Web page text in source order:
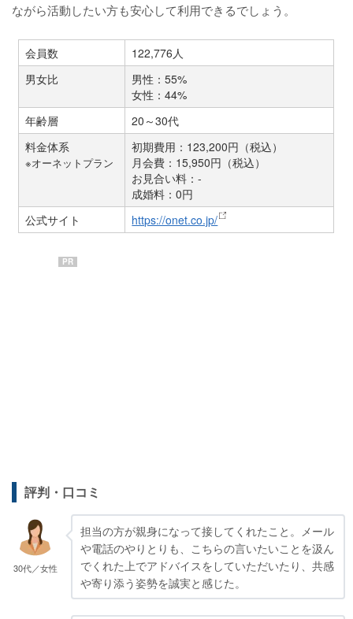
ながら活動したい方も安心して利用できるでしょう。
会員数
122,776人
男女比
男性：55%
女性：44%
年齢層
20～30代
料金体系
※オーネットプラン
初期費用：123,200円（税込）
月会費：15,950円（税込）
お見合い料：-
成婚料：0円
公式サイト
https://onet.co.jp/
PR
評判・口コミ
30代／女性
担当の方が親身になって接してくれたこと。メール
や電話のやりとりも、こちらの言いたいことを汲ん
でくれた上でアドバイスをしていただいたり、共感
や寄り添う姿勢を誠実と感じた。